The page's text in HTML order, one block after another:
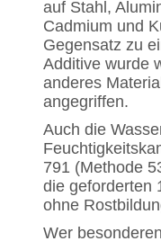
auf Stahl,
Cadmium und
Gegensatz zu
Additive wurde
anderes
angegriffen.
Auch die
791 (Methode
die geforderten
ohne
Wer